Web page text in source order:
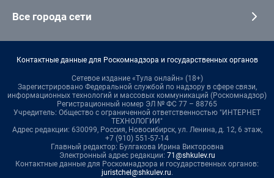
Все города сети
Контактные данные для Роскомнадзора и государственных органов
Сетевое издание «Тула онлайн» (18+)
Зарегистрировано Федеральной службой по надзору в сфере связи,
информационных технологий и массовых коммуникаций (Роскомнадзор)
Регистрационный номер ЭЛ № ФС 77 – 88765
Учредитель: Общество с ограниченной ответственностью "ИНТЕРНЕТ
ТЕХНОЛОГИИ"
Адрес редакции: 630099, Россия, Новосибирск, ул. Ленина, д. 12, 6 этаж,
+7 (910) 551-57-14
Главный редактор: Булгакова Ирина Викторовна
Электронный адрес редакции: 71@shkulev.ru
Контактные данные для Роскомнадзора и государственных органов:
juristchel@shkulev.ru.